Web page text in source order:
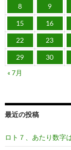
8 9
15 16
22 23
29 30
« 7月
最近の投稿
ロト７、あたり数字